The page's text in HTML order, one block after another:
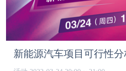
新能源汽车项目可行性分